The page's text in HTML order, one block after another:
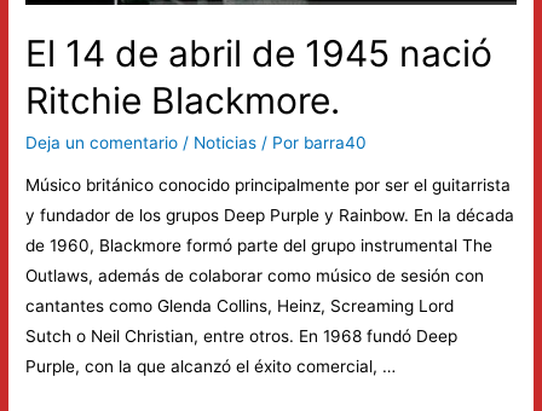
El 14 de abril de 1945 nació
Ritchie Blackmore.
Deja un comentario / Noticias / Por barra40
Músico británico conocido principalmente por ser el guitarrista
y fundador de los grupos Deep Purple y Rainbow. En la década
de 1960, Blackmore formó parte del grupo instrumental The
Outlaws, además de colaborar como músico de sesión con
cantantes como Glenda Collins, Heinz, Screaming Lord
Sutch o Neil Christian, entre otros. En 1968 fundó Deep
Purple, con la que alcanzó el éxito comercial, …